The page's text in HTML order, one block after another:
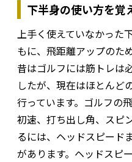
下半身の使い方を覚
上手く使えていなかった
もに、飛距離アップのた
昔はゴルフには筋トレは
したが、現在はほとんど
行っています。ゴルフの
初速、打ち出し角、スピ
るには、ヘッドスピード
があります。ヘッドスピ